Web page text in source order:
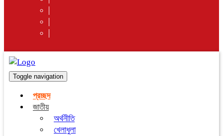
Toggle navigation
প্রচ্ছদ
জাতীয়
অর্থনীতি
খেলাধুলা